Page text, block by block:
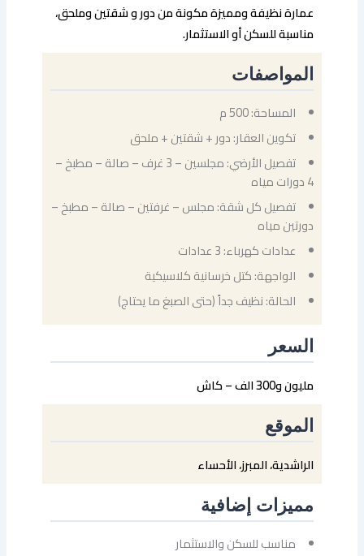
عمارة نظيفة ومميزة مكونة من دور و شقتين وملحق،
مناسبة للسكن أو الاستثمار.
المواصفات
المساحة: 500 م
تكوين العقار: دور + شقتين + ملحق
تفصيل الأرضي: مجلسين – 3 غرف – صالة – مطبخ –
4 دورات مياه
تفصيل كل شقة: مجلس – غرفتين – صالة – مطبخ –
دورتين مياه
عدادات كهرباء: 3 عدادات
الواجهة: كتل خرسانية كلاسيكية
الحالة: نظيف جداً (حتى الصبغ ما يحتاج)
السعر
مليون و300 الف – كاش
الموقع
الراشدية، المبرز، الأحساء
مميزات إضافية
مناسب للسكن والاستثمار